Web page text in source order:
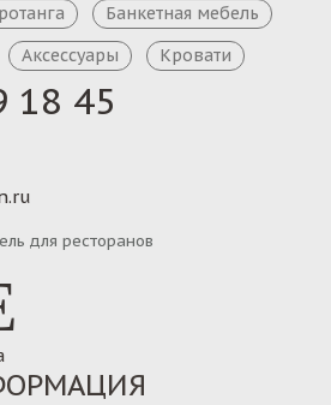
18 45
для ресторанов
Банкетная мебель
Аксессуары Кровати